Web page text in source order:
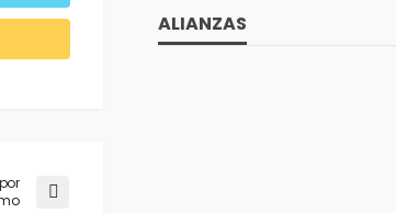
ALIANZAS